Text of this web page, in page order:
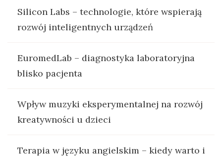
Silicon Labs – technologie, które wspierają
rozwój inteligentnych urządzeń
EuromedLab – diagnostyka laboratoryjna
blisko pacjenta
Wpływ muzyki eksperymentalnej na rozwój
kreatywności u dzieci
Terapia w języku angielskim – kiedy warto i